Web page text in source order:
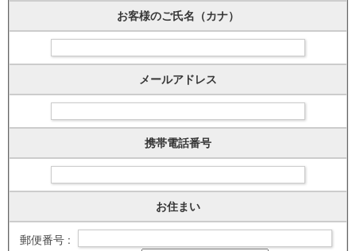
お客様のご氏名（カナ）
メールアドレス
携帯電話番号
お住まい
郵便番号 :